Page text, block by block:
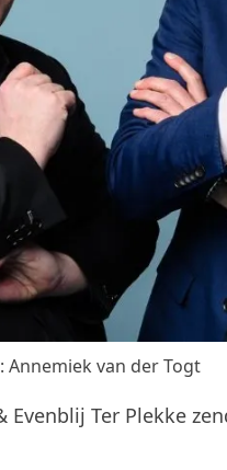
Annemiek van der Togt
Evenblij Ter Plekke